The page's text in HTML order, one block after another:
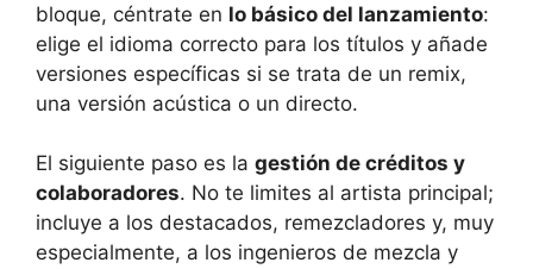
bloque, céntrate en lo básico del lanzamiento:
elige el idioma correcto para los títulos y añade
versiones específicas si se trata de un remix,
una versión acústica o un directo.
El siguiente paso es la gestión de créditos y
colaboradores. No te limites al artista principal;
incluye a los destacados, remezcladores y, muy
especialmente, a los ingenieros de mezcla y